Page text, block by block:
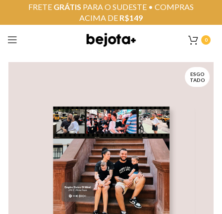
0
ESGO
TADO
FRETE GRÁTIS PARA O SUDESTE • COMPRAS
ACIMA DE R$149